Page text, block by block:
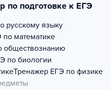
по подготовке к ЕГЭ
русскому языку
по математике
обществознанию
по биологии
Тренажер ЕГЭ по физике